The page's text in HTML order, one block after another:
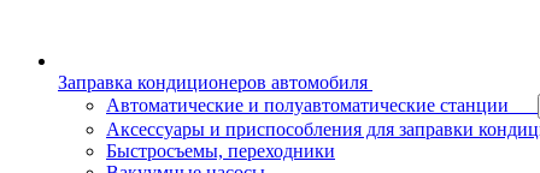
Заправка кондиционеров автомобиля
Автоматические и полуавтоматические станции
Аксессуары и приспособления для заправки
Быстросъемы, переходники